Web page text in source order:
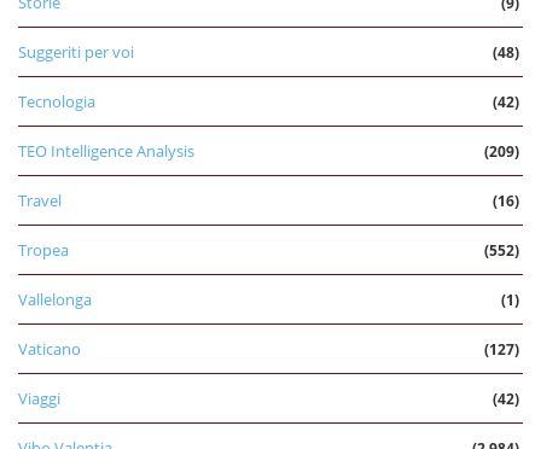
Suggeriti per voi (48)
Tecnologia (42)
TEO Intelligence Analysis (209)
Travel (16)
Tropea (552)
Vallelonga (1)
Vaticano (127)
Viaggi (42)